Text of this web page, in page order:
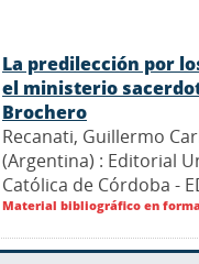
La predilección por
el ministerio
Brochero
Recanati, Guillermo
(Argentina) : Editorial
Católica de Córdoba -
Material bibliográfico en